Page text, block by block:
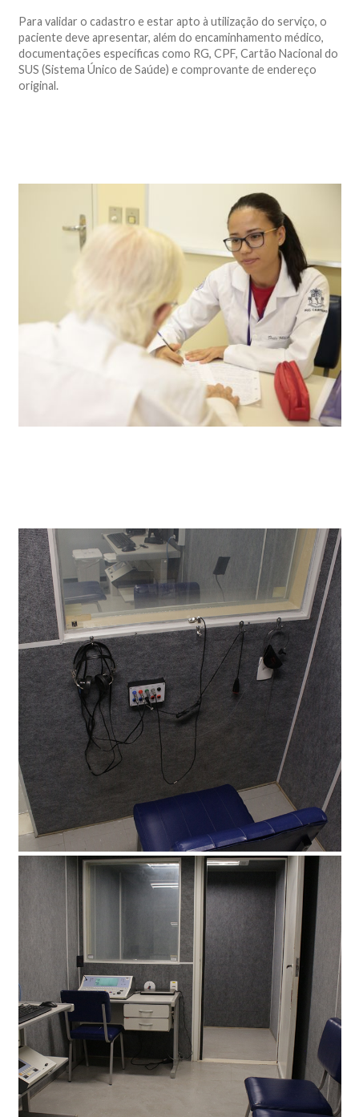
Para validar o cadastro e estar apto à utilização do serviço, o
paciente deve apresentar, além do encaminhamento médico,
documentações específicas como RG, CPF, Cartão Nacional do
SUS (Sistema Único de Saúde) e comprovante de endereço
original.